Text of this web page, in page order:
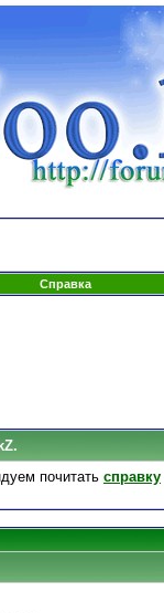
Справка
почитать справку